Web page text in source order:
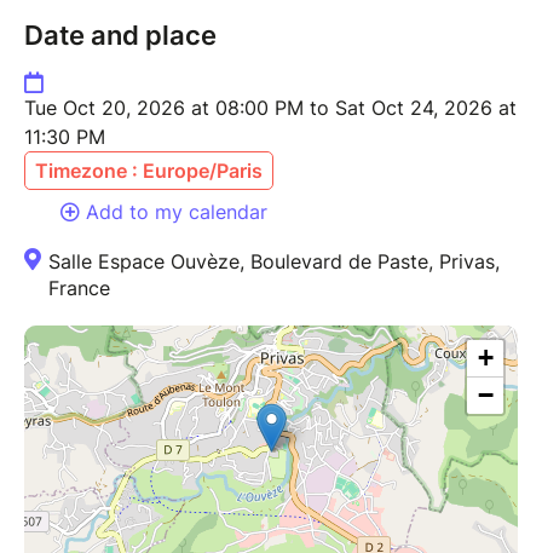
Date and place
Tue Oct 20, 2026 at 08:00 PM to Sat Oct 24, 2026 at
11:30 PM
Timezone : Europe/Paris
Add to my calendar
Salle Espace Ouvèze, Boulevard de Paste, Privas,
France
+
−